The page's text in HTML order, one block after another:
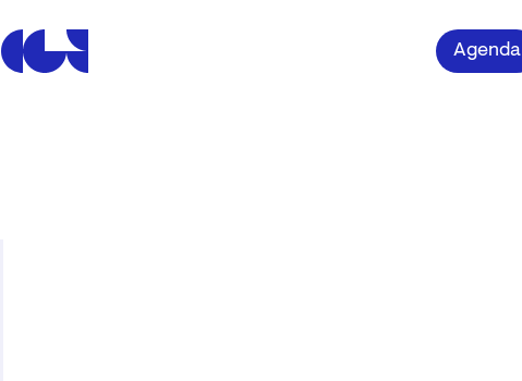
Centre de la Gravure et de l'Image impriméeAgenda